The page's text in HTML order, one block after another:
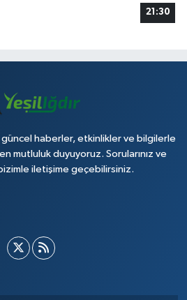
21:30
güncel haberler, etkinlikler ve bilgilerle
mutluluk duyuyoruz. Sorularınız ve
iletişime geçebilirsiniz.